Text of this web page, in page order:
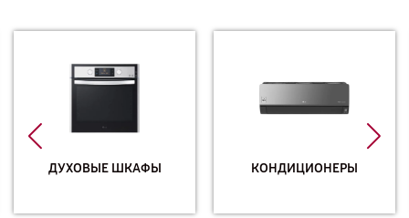
ДУХОВЫЕ ШКАФЫ КОНДИЦИОНЕРЫ